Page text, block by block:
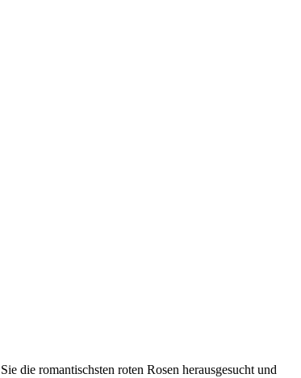
die romantischsten roten Rosen herausgesucht und